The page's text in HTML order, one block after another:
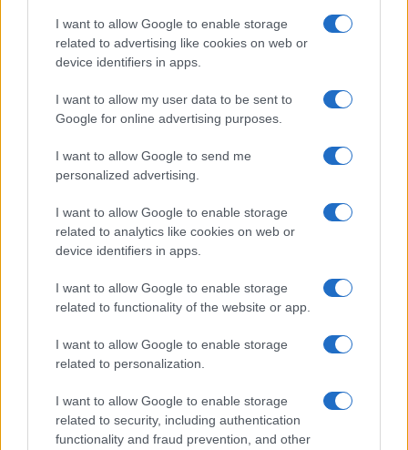
I want to allow Google to enable storage
related to advertising like cookies on web or
device identifiers in apps.
I want to allow my user data to be sent to
Google for online advertising purposes.
I want to allow Google to send me
personalized advertising.
I want to allow Google to enable storage
related to analytics like cookies on web or
device identifiers in apps.
I want to allow Google to enable storage
related to functionality of the website or app.
I want to allow Google to enable storage
related to personalization.
I want to allow Google to enable storage
related to security, including authentication
functionality and fraud prevention, and other
της αναδιάρθρωσης
18η συνεχόμενη χρονιά για
τον ΟΤΕ στη διεθνή σειρά
Alpha Bank: Για πρώτη φορά το Αρχαίο Θέατρο Επιδαύρου
ESG Report 2025: Πώς η ΑΒ Βασιλόπουλος μετατρέπει τη
ΕΤΙΚΕΤΕΣ Βιώσιμη κινητικότητα
Ελλάδα
Ευρωπαϊκή Εβδομάδα Κινητικότητας
Ευρώπη